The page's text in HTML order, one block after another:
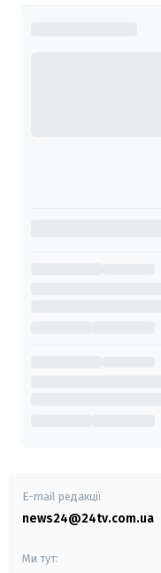
E-mail редакції
news24@24tv.com.ua
Ми тут: